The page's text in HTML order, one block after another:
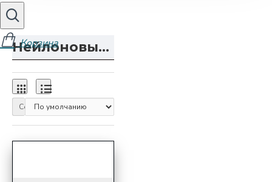
Нейлоновые колеса Super без кронштейна
Сортировка: